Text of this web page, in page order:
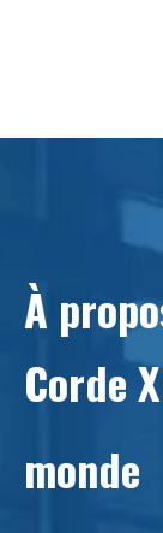
À
Corde
monde